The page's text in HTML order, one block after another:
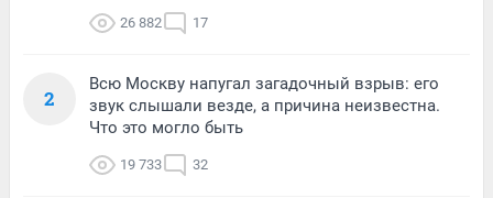
26 882 17
2
Всю Москву напугал загадочный взрыв: его
звук слышали везде, а причина неизвестна.
Что это могло быть
19 733 32